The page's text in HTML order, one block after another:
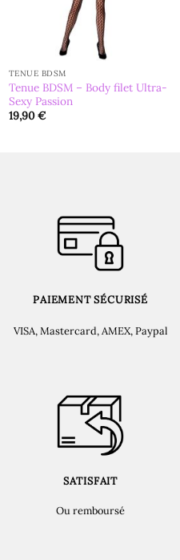
TENUE BDSM
Tenue BDSM – Body filet Ultra-
Sexy Passion
19,90€
PAIEMENT SÉCURISÉ
VISA, Mastercard, AMEX, Paypal
SATISFAIT
Ou remboursé